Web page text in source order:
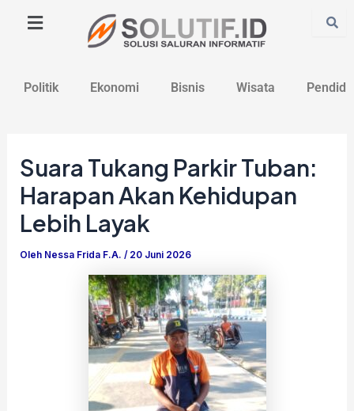
Politik Ekonomi Bisnis Wisata
Suara Tukang Parkir Tuban:
Harapan Akan Kehidupan
Lebih Layak
Oleh Nessa Frida F.A./ 20 Juni 2026
navigation